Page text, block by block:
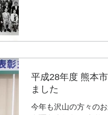
平成28年度 熊本
ました
今年も沢山の方々の